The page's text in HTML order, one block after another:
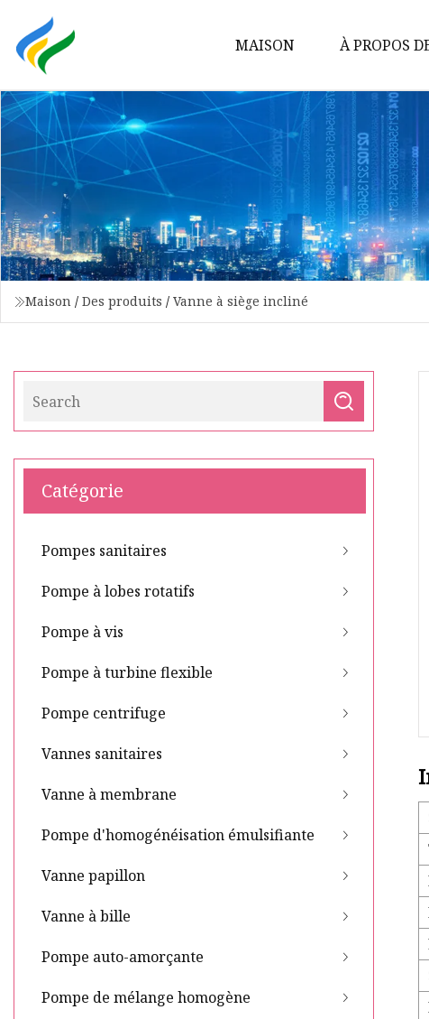
MAISON À PROPOS
Maison / Des produits / Vanne à siège incliné
Catégorie
Pompes sanitaires
Pompe à lobes rotatifs
Pompe à vis
Pompe à turbine flexible
Pompe centrifuge
Vannes sanitaires
Vanne à membrane
Pompe d'homogénéisation émulsifiante
Vanne papillon
Vanne à bille
Pompe auto-amorçante
Pompe de mélange homogène